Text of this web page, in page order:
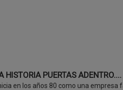
HISTORIA PUERTAS ADENTRO....
en los años 80 como una empresa